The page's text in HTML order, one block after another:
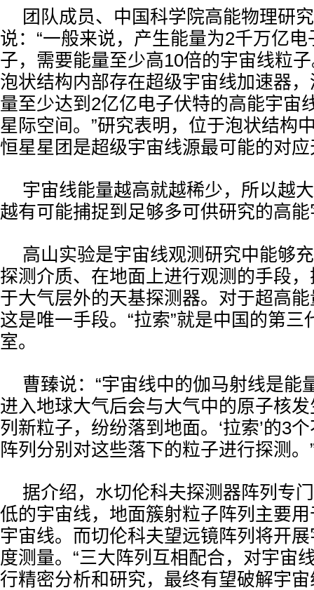
团队成员、中国科学院高能物理研
说：“一般来说，产生能量为2千万亿
子，需要能量至少高10倍的宇宙线粒
泡状结构内部存在超级宇宙线加速器
量至少达到2亿亿电子伏特的高能宇宙
星际空间。”研究表明，位于泡状结构
恒星星团是超级宇宙线源最可能的对
宇宙线能量越高就越稀少，所以越
越有可能捕捉到足够多可供研究的高
高山实验是宇宙线观测研究中能够
探测介质、在地面上进行观测的手段
于大气层外的天基探测器。对于超高
这是唯一手段。“拉索”就是中国的第三
室。
曹臻说：“宇宙线中的伽马射线是能
进入地球大气后会与大气中的原子核
列新粒子，纷纷落到地面。‘拉索’的3
阵列分别对这些落下的粒子进行探测。
据介绍，水切伦科夫探测器阵列专
低的宇宙线，地面簇射粒子阵列主要
宇宙线。而切伦科夫望远镜阵列将开
度测量。“三大阵列互相配合，对宇宙
行精密分析和研究，最终有望破解宇宙